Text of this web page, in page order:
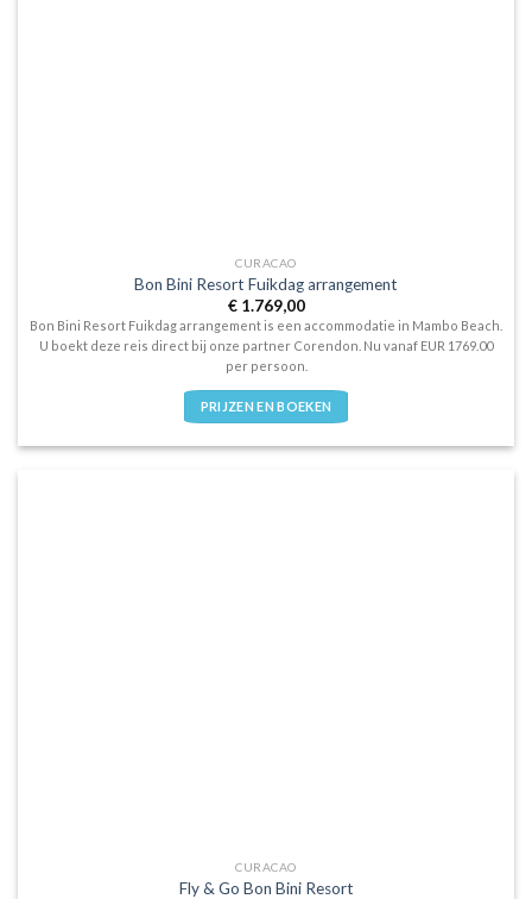
CURACAO
Bon Bini Resort Fuikdag arrangement
€1.769,00
Bon Bini Resort Fuikdag arrangement is een accommodatie in Mambo Beach.
U boekt deze reis direct bij onze partner Corendon. Nu vanaf EUR 1769.00
per persoon.
PRIJZEN EN BOEKEN
CURACAO
Fly & Go Bon Bini Resort